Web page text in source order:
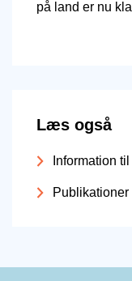
på land er nu
Læs også
Information
Publikationer